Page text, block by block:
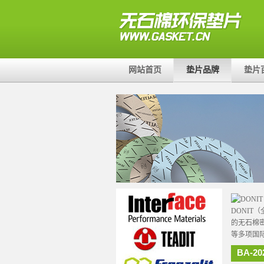
网站首页 垫片品牌 垫片
DONIT（
的无石棉
等多项国
BA-